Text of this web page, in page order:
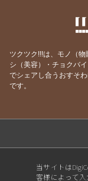
ツクツク!!!は、モノ（
シ（美容）・チョクバ
でシェアし合うおすそ
です。
当サイトは
客様によって